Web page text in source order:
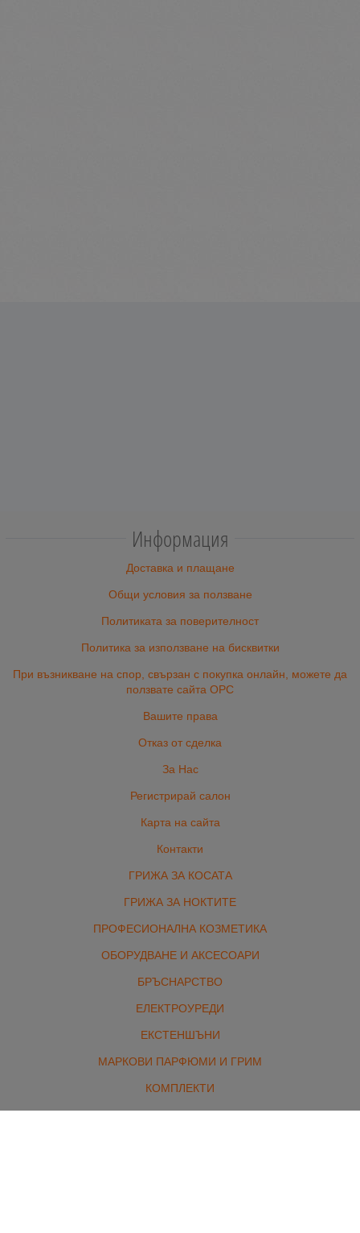
Информация
Доставка и плащане
Общи условия за ползване
Политиката за поверителност
Политика за използване на бисквитки
При възникване на спор, свързан с покупка онлайн, можете да
ползвате сайта ОРС
Вашите права
Отказ от сделка
За Нас
Регистрирай салон
Карта на сайта
Контакти
ГРИЖА ЗА КОСАТА
ГРИЖА ЗА НОКТИТЕ
ПРОФЕСИОНАЛНА КОЗМЕТИКА
ОБОРУДВАНЕ И АКСЕСОАРИ
БРЪСНАРСТВО
ЕЛЕКТРОУРЕДИ
ЕКСТЕНШЪНИ
МАРКОВИ ПАРФЮМИ И ГРИМ
КОМПЛЕКТИ